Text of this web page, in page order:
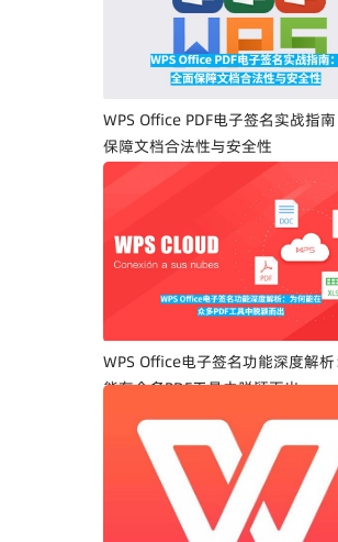
WPS Office PDF电子签名实战指
保障文档合法性与安全性
WPS Office电子签名功能深度解
能在众多PDF工具中脱颖而出